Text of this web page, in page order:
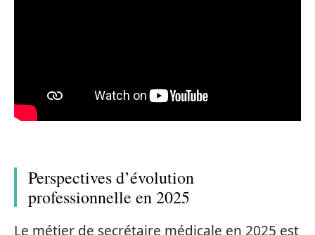
Perspectives d’évolution
professionnelle en 2025
Le métier de secrétaire médicale en 2025 est